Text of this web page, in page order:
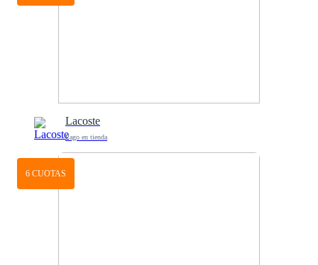
Lacoste
Pago en tienda
6 CUOTAS